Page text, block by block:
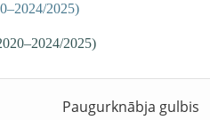
2025)
2025)
Paugurknābja gulbis